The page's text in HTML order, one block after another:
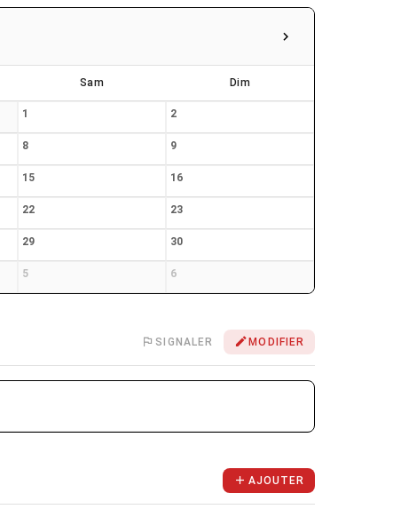
Sam Dim
1 2
8 9
15 16
22 23
29 30
5 6
SIGNALER MODIFIER
AJOUTER